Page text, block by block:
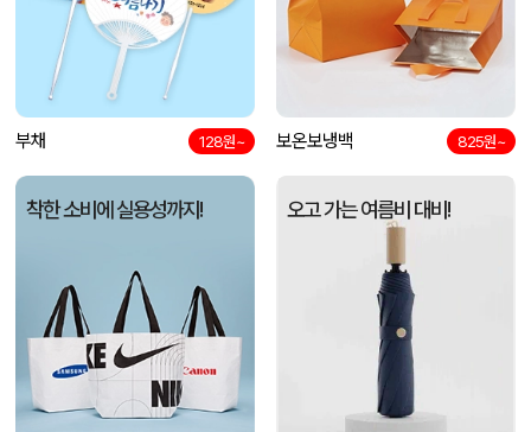
KOO [주문제작] 에코백 맞춤 제작 서비스 08-06
선OO 08-06
한OO 미니형 미니고급형 부직포가방 08-06
이OO 자바 제트라인베이비 (0.38mm)(자바공식인증대리점) 08-06
부채 128원~ 보온보냉백 825원~
착한 소비에 실용성까지! 오고 가는 여름비 대비!